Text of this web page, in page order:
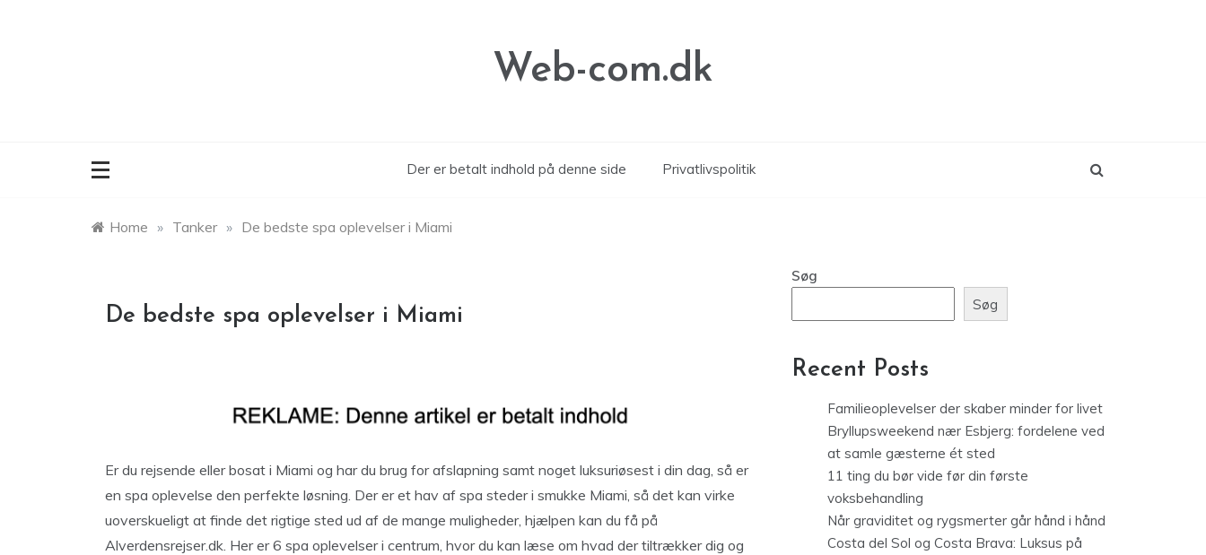
Web-com.dk
Der er betalt indhold på denne side Privatlivspolitik
Home » Tanker » De bedste spa oplevelser i Miami
De bedste spa oplevelser i Miami
Er du rejsende eller bosat i Miami og har du brug for afslapning samt noget luksuriøsest i din dag, så er
en spa oplevelse den perfekte løsning. Der er et hav af spa steder i smukke Miami, så det kan virke
uoverskueligt at finde det rigtige sted ud af de mange muligheder, hjælpen kan du få på
Alverdensrejser.dk. Her er 6 spa oplevelser i centrum, hvor du kan læse om hvad der tiltrækker dig og
Søg
Søg
Recent Posts
Familieoplevelser der skaber minder for livet
Bryllupsweekend nær Esbjerg: fordelene ved
at samle gæsterne ét sted
11 ting du bør vide før din første
voksbehandling
Når graviditet og rygsmerter går hånd i hånd
Costa del Sol og Costa Brava: Luksus på